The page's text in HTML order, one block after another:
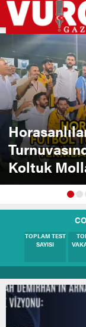
Koltuk
BUGÜNKÜ
TEST SAYISI